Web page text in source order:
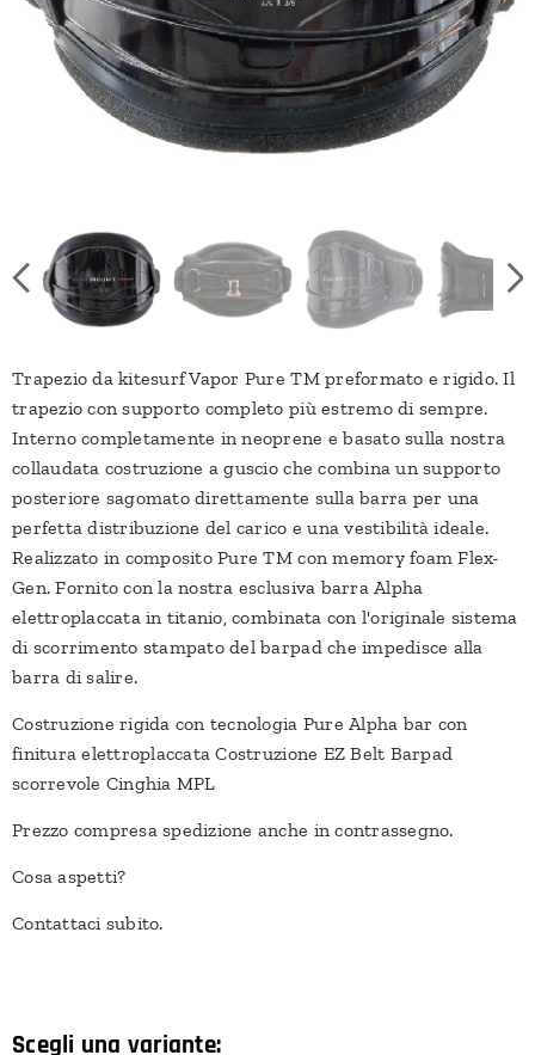
Trapezio da kitesurf Vapor Pure TM preformato e rigido. Il
trapezio con supporto completo più estremo di sempre.
Interno completamente in neoprene e basato sulla nostra
collaudata costruzione a guscio che combina un supporto
posteriore sagomato direttamente sulla barra per una
perfetta distribuzione del carico e una vestibilità ideale.
Realizzato in composito Pure TM con memory foam Flex-
Gen. Fornito con la nostra esclusiva barra Alpha
elettroplaccata in titanio, combinata con l'originale sistema
di scorrimento stampato del barpad che impedisce alla
barra di salire.
Costruzione rigida con tecnologia Pure Alpha bar con
finitura elettroplaccata Costruzione EZ Belt Barpad
scorrevole Cinghia MPL
Prezzo compresa spedizione anche in contrassegno.
Cosa aspetti?
Contattaci subito.
Scegli una variante: